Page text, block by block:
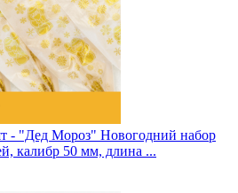
- "Дед Мороз" Новогодний набор
калибр 50 мм, длина ...